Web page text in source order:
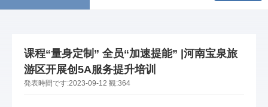
课程“量身定制” 全员“加速提能” |河南宝泉旅
游区开展创5A服务提升培训
発表時間です:2023-09-12 観:364